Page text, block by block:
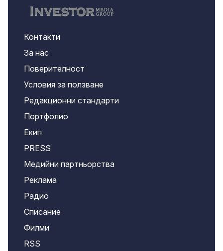
Контакти
За нас
Поверителност
Условия за ползване
Редакционни стандарти
Портфолио
Екип
PRESS
Медийни партньорства
Реклама
Радио
Списание
Филми
RSS